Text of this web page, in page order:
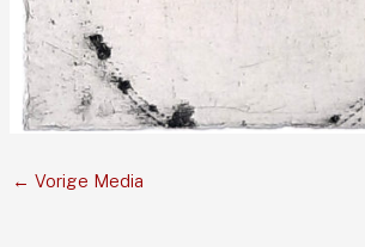
← Vorige Media